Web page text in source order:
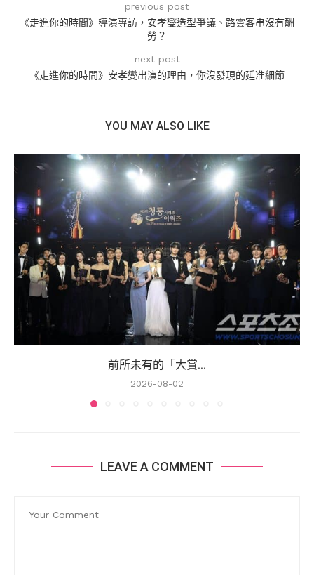
previous post
《走進你的時間》導演專訪，安孝燮造型爭議、路雲客串沒有酬
勞？
next post
《走進你的時間》安孝燮出演的理由，你沒發現的延准細節
YOU MAY ALSO LIKE
前所未有的「大賞...
2026-08-02
LEAVE A COMMENT